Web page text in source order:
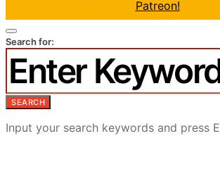
Search for:
SEARCH
Input your search keywords and press